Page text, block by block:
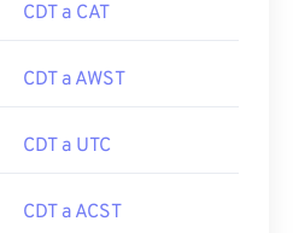
CDT a CAT
CDT a AWST
CDT a UTC
CDT a ACST